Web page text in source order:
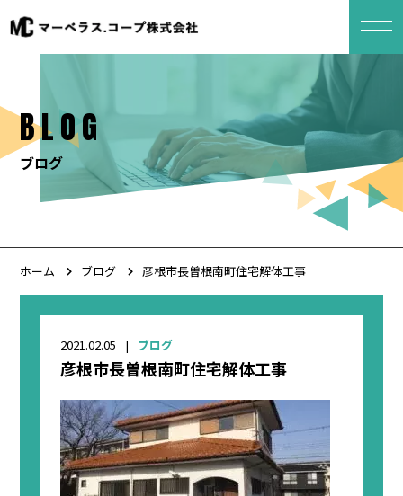
BLOG
ブログ
ホーム ブログ 彦根市長曽根南町住宅解体工事
2021.02.05 ブログ
彦根市長曽根南町住宅解体工事